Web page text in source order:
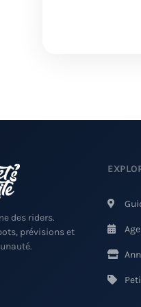
des riders.
prévisions et